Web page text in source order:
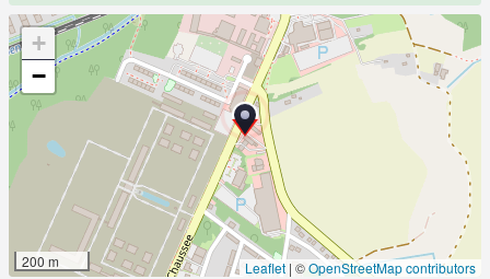
+
−
200 m Leaflet | ©OpenStreetMap contributors